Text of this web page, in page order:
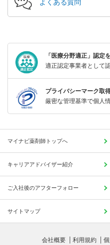
よくある質問
「医療分野適正」認定
適正認定事業者として
プライバシーマーク取
厳密な管理基準で個人
マイナビ薬剤師トップへ
キャリアアドバイザー紹介
ご入社後のアフターフォロー
サイトマップ
会社概要 利用規約